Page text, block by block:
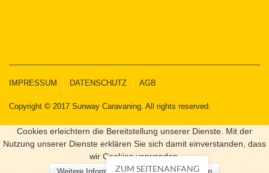
IMPRESSUM DATENSCHUTZ AGB
Copyright © 2017 Sunway Caravaning. All rights reserved.
ZUM SEITENANFANG
Cookies erleichtern die Bereitstellung unserer Dienste. Mit der
Nutzung unserer Dienste erklären Sie sich damit einverstanden, dass
wir Cookies verwenden.